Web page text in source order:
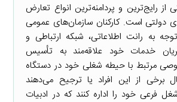
از رایج‌ترین و پردامنه‌ترین انواع تعارض
دولتی است. کارکنان سازمان‌های عمومی
به رانت اطلاعاتی، شبکه ارتباطی و
خدمات خود علاقه‌مند به تأسیس
مرتبط با حیطه شغلی خود در دستگاه
برخی از این افراد یا ترجیح می‌دهند
فرعی خود را اداره کنند که در ادبیات